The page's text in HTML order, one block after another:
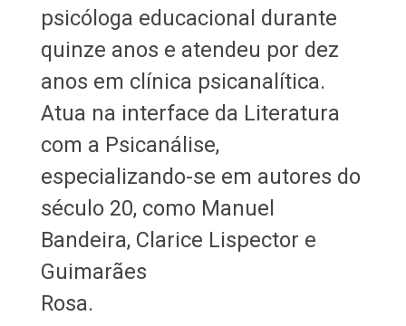
psicóloga educacional durante
quinze anos e atendeu por dez
anos em clínica psicanalítica.
Atua na interface da Literatura
com a Psicanálise,
especializando-se em autores do
século 20, como Manuel
Bandeira, Clarice Lispector e
Guimarães
Rosa.